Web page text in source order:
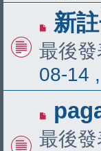
新
最後發
08-14
最後發